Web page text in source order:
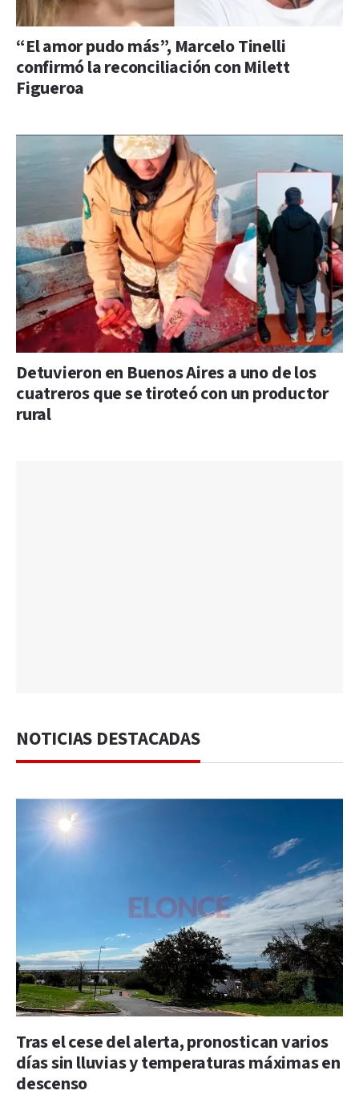
“El amor pudo más”, Marcelo Tinelli
confirmó la reconciliación con Milett
Figueroa
Detuvieron en Buenos Aires a uno de los
cuatreros que se tiroteó con un productor
rural
NOTICIAS DESTACADAS
Tras el cese del alerta, pronostican varios
días sin lluvias y temperaturas máximas en
descenso